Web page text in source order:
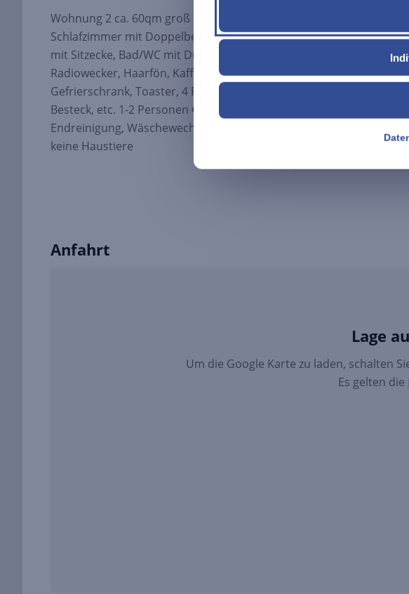
Wohnung 2 ca. 60qm groß in der 2. Etage ist ausgestattet mit:
Schlafzimmer mit Doppelbett, Wohnzimmer mit TV, Einbauküche
mit Sitzecke, Bad/WC mit Dusche, Handtücher, Bettwäsche,
Radiowecker, Haarfön, Kaffeemaschine, Mikrowelle, Kühl-
Gefrierschrank, Toaster, 4 Platten Herd, Töpfe, Gläser, Geschirr,
Besteck, etc. 1-2 Personen € 45,00 / Tag ( ab 3 Tagen ) Preise incl.
Endreinigung, Wäschewechsel 1 x wöchentlich, Nichtraucher,
keine Haustiere
Anfahrt
Lage
Um die Google Karte zu laden, schalten
Es gelten die